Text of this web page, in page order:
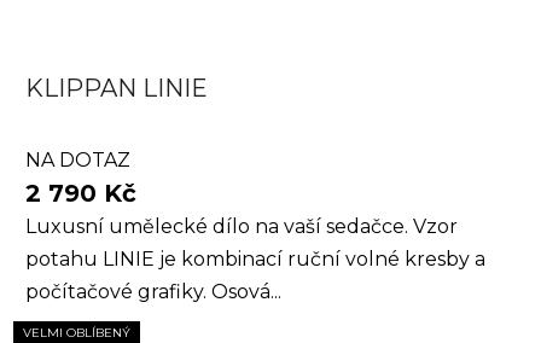
KLIPPAN LINIE
NA DOTAZ
2 790 Kč
Luxusní umělecké dílo na vaší sedačce. Vzor
potahu LINIE je kombinací ruční volné kresby a
počítačové grafiky. Osová...
VELMI OBLÍBENÝ